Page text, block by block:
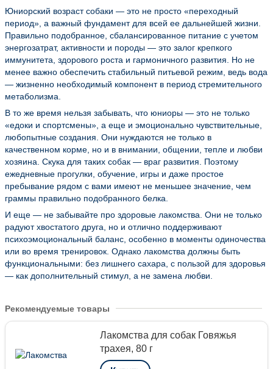
Юниорский возраст собаки — это не просто «переходный
период», а важный фундамент для всей ее дальнейшей жизни.
Правильно подобранное, сбалансированное питание с учетом
энергозатрат, активности и породы — это залог крепкого
иммунитета, здорового роста и гармоничного развития. Но не
менее важно обеспечить стабильный питьевой режим, ведь вода
— жизненно необходимый компонент в период стремительного
метаболизма.
В то же время нельзя забывать, что юниоры — это не только
«едоки и спортсмены», а еще и эмоционально чувствительные,
любопытные создания. Они нуждаются не только в
качественном корме, но и в внимании, общении, тепле и любви
хозяина. Скука для таких собак — враг развития. Поэтому
ежедневные прогулки, обучение, игры и даже простое
пребывание рядом с вами имеют не меньшее значение, чем
граммы правильно подобранного белка.
И еще — не забывайте про здоровые лакомства. Они не только
радуют хвостатого друга, но и отлично поддерживают
психоэмоциональный баланс, особенно в моменты одиночества
или во время тренировок. Однако лакомства должны быть
функциональными: без лишнего сахара, с пользой для здоровья
— как дополнительный стимул, а не замена любви.
Рекомендуемые товары
Лакомства для собак Говяжья
трахея, 80 г